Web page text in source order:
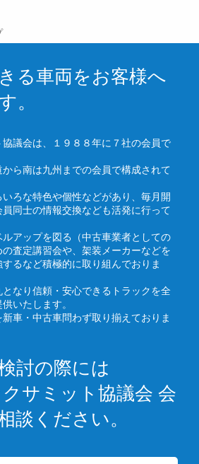
る車両をお客様へ
。
議会は、１９８８年に７社の会員で
ら南は九州までの会員で構成されて
ろな特色や個性などがあり、毎月開
同士の情報交換なども活発に行って
アップを図る（中古車業者としての
査定講習会や、架装メーカーなどを
るなど積極的に取り組んでおりま
なり信頼・安心できるトラックを全
いたします。
車・中古車問わず取り揃えておりま
討の際には
サミット協議会 会
談ください。